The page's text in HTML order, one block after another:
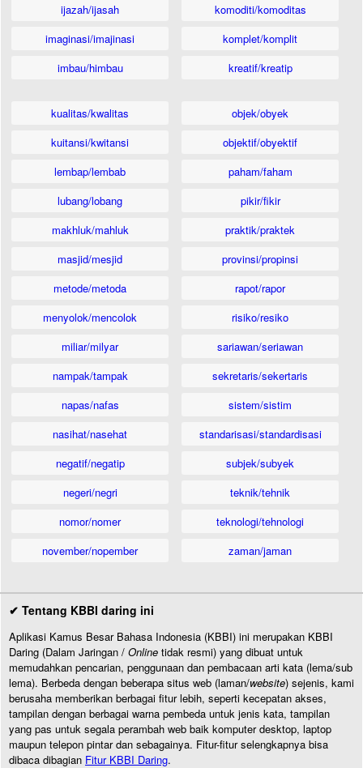
ijazah/ijasah
imaginasi/imajinasi
imbau/himbau
komoditi/komoditas
komplet/komplit
kreatif/kreatip
kualitas/kwalitas
kuitansi/kwitansi
lembap/lembab
lubang/lobang
makhluk/mahluk
masjid/mesjid
metode/metoda
menyolok/mencolok
miliar/milyar
nampak/tampak
napas/nafas
nasihat/nasehat
negatif/negatip
negeri/negri
nomor/nomer
november/nopember
objek/obyek
objektif/obyektif
paham/faham
pikir/fikir
praktik/praktek
provinsi/propinsi
rapot/rapor
risiko/resiko
sariawan/seriawan
sekretaris/sekertaris
sistem/sistim
standarisasi/standardisasi
subjek/subyek
teknik/tehnik
teknologi/tehnologi
zaman/jaman
✔ Tentang KBBI daring ini
Aplikasi Kamus Besar Bahasa Indonesia (KBBI) ini merupakan KBBI
Daring (Dalam Jaringan / Online tidak resmi) yang dibuat untuk
memudahkan pencarian, penggunaan dan pembacaan arti kata (lema/sub
lema). Berbeda dengan beberapa situs web (laman/website) sejenis, kami
berusaha memberikan berbagai fitur lebih, seperti kecepatan akses,
tampilan dengan berbagai warna pembeda untuk jenis kata, tampilan
yang pas untuk segala perambah web baik komputer desktop, laptop
maupun telepon pintar dan sebagainya. Fitur-fitur selengkapnya bisa
dibaca dibagian Fitur KBBI Daring.